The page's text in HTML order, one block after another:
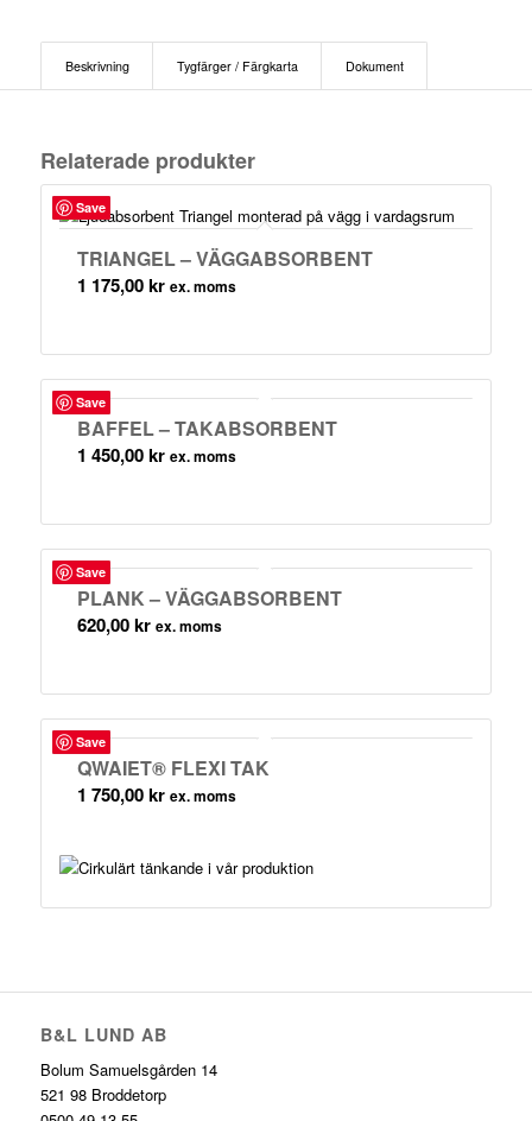
Beskrivning Tygfärger / Färgkarta Dokument
Relaterade produkter
Save
TRIANGEL – VÄGGABSORBENT
1 175,00 kr ex. moms
Save
BAFFEL – TAKABSORBENT
1 450,00 kr ex. moms
Save
PLANK – VÄGGABSORBENT
620,00 kr ex. moms
Save
QWAIET® FLEXI TAK
1 750,00 kr ex. moms
B&L LUND AB
Bolum Samuelsgården 14
521 98 Broddetorp